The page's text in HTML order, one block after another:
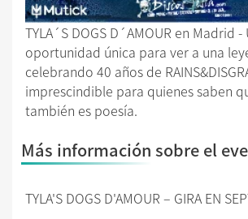
TYLA´S DOGS D´AMOUR en Madrid -
oportunidad única para ver a una
celebrando 40 años de
imprescindible para quienes saben
también es poesía.
Más información sobre el
TYLA'S DOGS D'AMOUR – GIRA EN